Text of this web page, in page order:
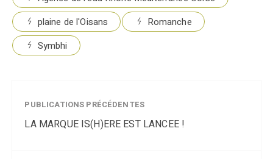
plaine de l'Oisans
Romanche
Symbhi
PUBLICATIONS PRÉCÉDENTES
LA MARQUE IS(H)ERE EST LANCEE !